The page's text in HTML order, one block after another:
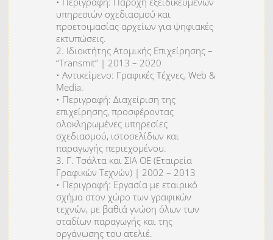
υπηρεσιών σχεδιασμού και
προετοιμασίας αρχείων για ψηφιακές
εκτυπώσεις.
2. Ιδιοκτήτης Ατομικής Επιχείρησης –
“Transmit” | 2013 – 2020
• Αντικείμενο: Γραφικές Τέχνες, Web &
Media.
• Περιγραφή: Διαχείριση της
επιχείρησης, προσφέροντας
ολοκληρωμένες υπηρεσίες
σχεδιασμού, ιστοσελίδων και
παραγωγής περιεχομένου.
3. Γ. Τσάλτα και ΣΙΑ ΟΕ (Εταιρεία
Γραφικών Τεχνών) | 2002 – 2013
• Περιγραφή: Εργασία με εταιρικό
σχήμα στον χώρο των γραφικών
τεχνών, με βαθιά γνώση όλων των
σταδίων παραγωγής και της
οργάνωσης του ατελιέ.